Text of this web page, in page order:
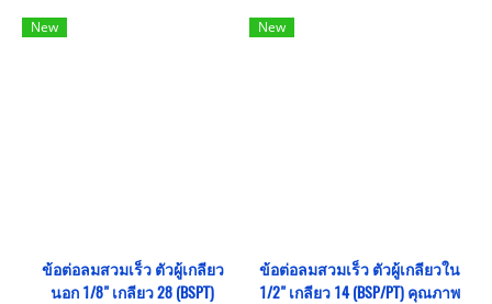
New
ข้อต่อลมสวมเร็ว ตัวผู้เกลียว
นอก 1/8" เกลียว 28 (BSPT)
New
ข้อต่อลมสวมเร็ว ตัวผู้เกลียวใน
1/2" เกลียว 14 (BSP/PT) คุณภาพ